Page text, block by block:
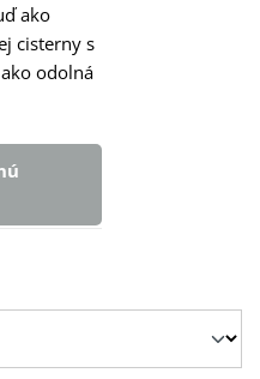
ako
cisterny s
odolná